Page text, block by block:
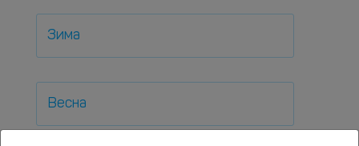
Зима
Весна